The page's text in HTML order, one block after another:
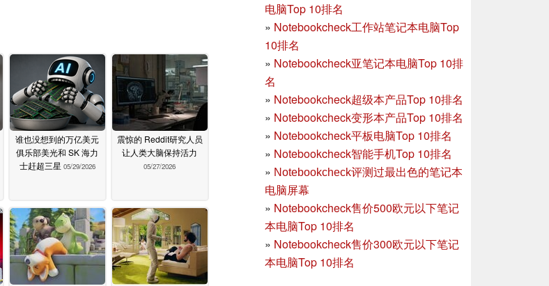
电脑Top 10排名
» Notebookcheck工作站笔记本电脑Top
10排名
» Notebookcheck亚笔记本电脑Top 10排
名
» Notebookcheck超级本产品Top 10排名
» Notebookcheck变形本产品Top 10排名
» Notebookcheck平板电脑Top 10排名
» Notebookcheck智能手机Top 10排名
» Notebookcheck评测过最出色的笔记本
电脑屏幕
» Notebookcheck售价500欧元以下笔记
本电脑Top 10排名
» Notebookcheck售价300欧元以下笔记
本电脑Top 10排名
谁也没想到的万亿美元
俱乐部美光和 SK 海力
士赶超三星 05/29/2026
震惊的 Reddit研究人员
让人类大脑保持活力
05/27/2026